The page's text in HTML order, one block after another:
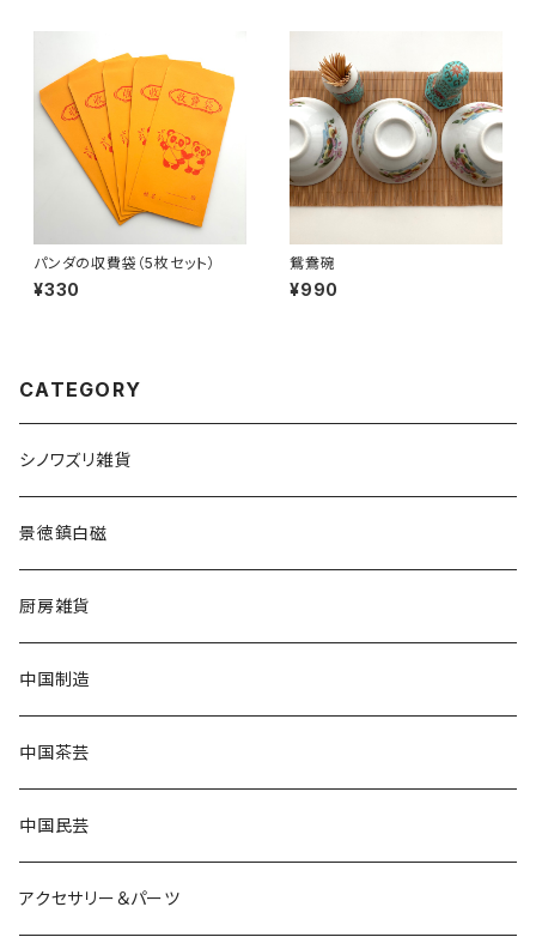
パンダの収費袋（5枚セット）
¥330
鴛鴦碗
¥990
CATEGORY
シノワズリ雑貨
景徳鎮白磁
厨房雑貨
中国制造
中国茶芸
中国民芸
アクセサリー＆パーツ